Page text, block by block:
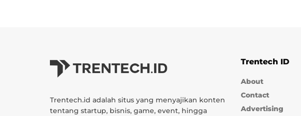
Trentech.id adalah situs yang menyajikan konten
tentang startup, bisnis, game, event, hingga
Trentech ID
About
Contact
Advertising